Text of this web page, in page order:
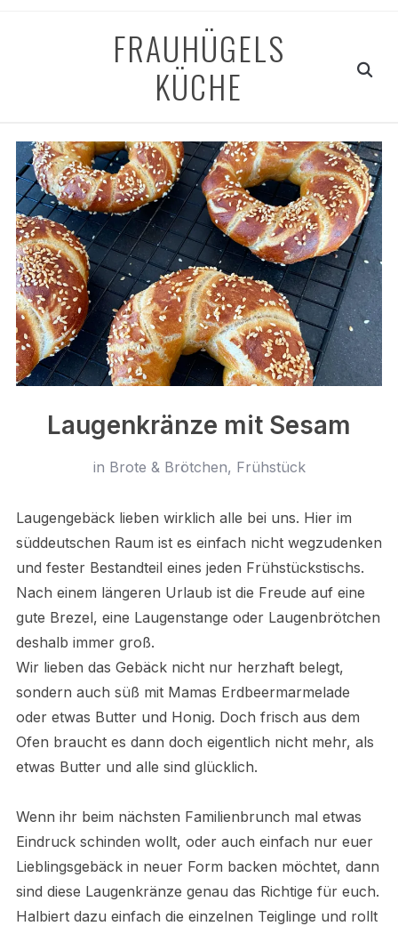
FRAUHÜGELS
KÜCHE
Laugenkränze mit Sesam
in Brote & Brötchen, Frühstück
Laugengebäck lieben wirklich alle bei uns. Hier im
süddeutschen Raum ist es einfach nicht wegzudenken
und fester Bestandteil eines jeden Frühstückstischs.
Nach einem längeren Urlaub ist die Freude auf eine
gute Brezel, eine Laugenstange oder Laugenbrötchen
deshalb immer groß.
Wir lieben das Gebäck nicht nur herzhaft belegt,
sondern auch süß mit Mamas Erdbeermarmelade
oder etwas Butter und Honig. Doch frisch aus dem
Ofen braucht es dann doch eigentlich nicht mehr, als
etwas Butter und alle sind glücklich.
Wenn ihr beim nächsten Familienbrunch mal etwas
Eindruck schinden wollt, oder auch einfach nur euer
Lieblingsgebäck in neuer Form backen möchtet, dann
sind diese Laugenkränze genau das Richtige für euch.
Halbiert dazu einfach die einzelnen Teiglinge und rollt